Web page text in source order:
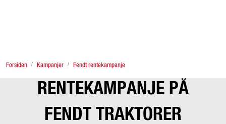
Forsiden Kampanjer Fendt rentekampanje
RENTEKAMPANJE PÅ
FENDT TRAKTORER
Tjenester